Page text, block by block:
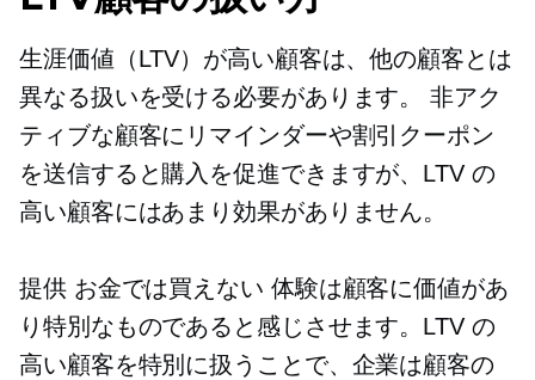
生涯価値（LTV）が高い顧客は、他の顧客とは
異なる扱いを受ける必要があります。 非アク
ティブな顧客にリマインダーや割引クーポン
を送信すると購入を促進できますが、LTV の
高い顧客にはあまり効果がありません。
提供 お金では買えない 体験は顧客に価値があ
り特別なものであると感じさせます。LTV の
高い顧客を特別に扱うことで、企業は顧客の